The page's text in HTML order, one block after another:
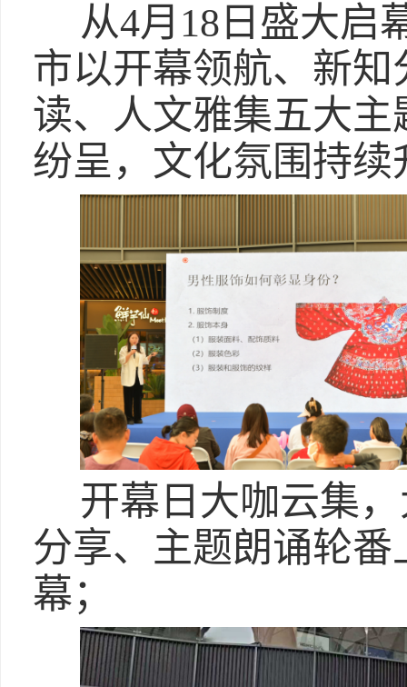
从4月18日盛大启
市以开幕领航、新
读、人文雅集五大
纷呈，文化氛围持续
开幕日大咖云集
分享、主题朗诵轮
幕；